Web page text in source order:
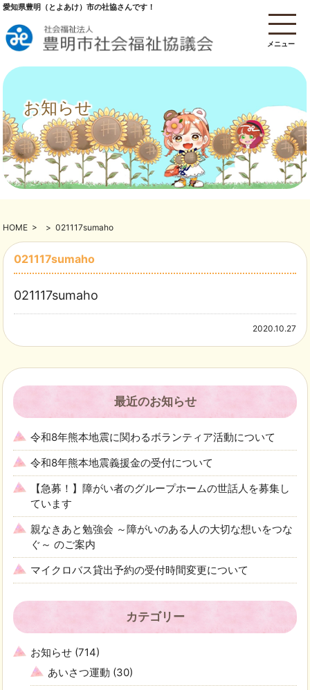
メニュー
愛知県豊明（とよあけ）市の社協さんです！
お知らせ
HOME > > 021117sumaho
021117sumaho
021117sumaho
2020.10.27
最近のお知らせ
令和8年熊本地震に関わるボランティア活動について
令和8年熊本地震義援金の受付について
【急募！】障がい者のグループホームの世話人を募集し
ています
親なきあと勉強会 ～障がいのある人の大切な想いをつな
ぐ～ のご案内
マイクロバス貸出予約の受付時間変更について
カテゴリー
お知らせ (714)
あいさつ運動 (30)